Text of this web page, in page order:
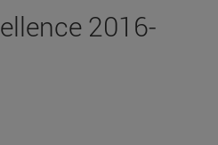
2016-